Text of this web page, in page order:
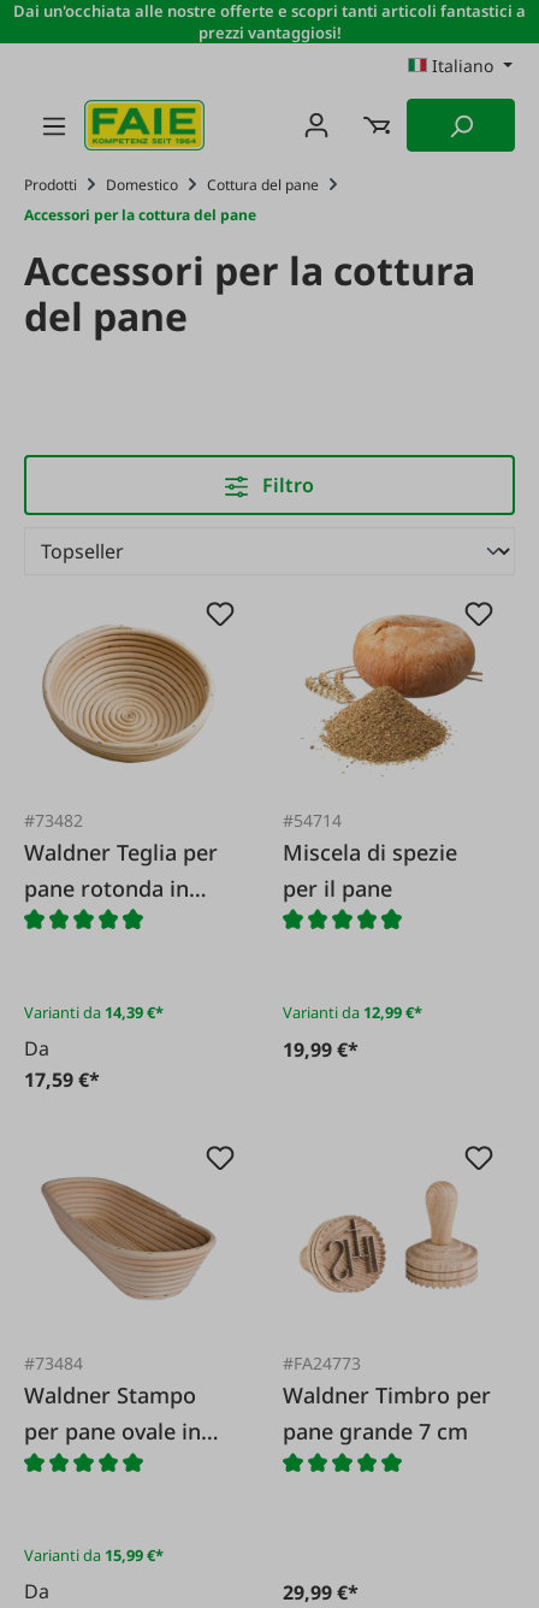
Passa al contenuto principale
Dai un'occhiata alle nostre offerte e scopri tanti articoli fantastici a
prezzi vantaggiosi!
Italiano
Prodotti Domestico
Cottura del pane
Accessori per la cottura del pane
Accessori per la cottura
del pane
Filtro
#73482
Waldner Teglia per
pane rotonda in
rattan
Varianti da 14,39 €*
Da
17,59 €*
#54714
Miscela di spezie
per il pane
Varianti da 12,99 €*
19,99 €*
#73484
Waldner Stampo
per pane ovale in
vimini
Varianti da 15,99 €*
Da
#FA24773
Waldner Timbro per
pane grande 7 cm
29,99 €*